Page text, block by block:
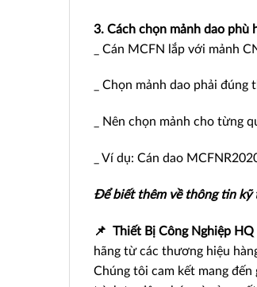
3. Cách chọn mảnh dao phù
_ Cán MCFN lắp với mảnh
_ Chọn mảnh dao phải
_ Nên chọn mảnh cho từng
_ Ví dụ: Cán dao
Để biết thêm về thông tin kỹ
📌 Thiết Bị Công Nghiệp HQ
hãng từ các thương hiệu
Chúng tôi cam kết mang